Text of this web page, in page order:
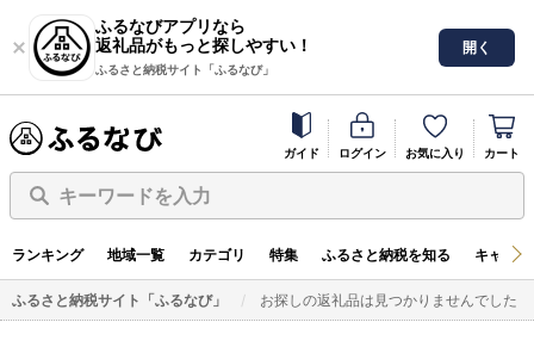
ふるなびアプリなら
返礼品がもっと探しやすい！
ふるさと納税サイト「ふるなび」
開く
ガイド ログイン お気に入り カート
キーワードを入力
ランキング 地域一覧 カテゴリ 特集 ふるさと納税を知る キャン
ふるさと納税サイト「ふるなび」 お探しの返礼品は見つかりませんでした